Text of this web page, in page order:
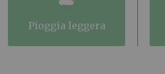
pioggia leggera